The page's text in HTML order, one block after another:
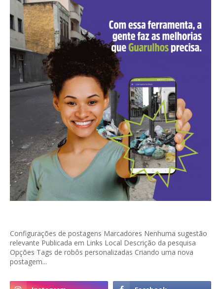
Configurações de postagens Marcadores Nenhuma sugestão
relevante Publicada em Links Local Descrição da pesquisa
Opções Tags de robôs personalizadas Criando uma nova
postagem...